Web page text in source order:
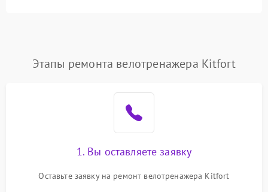
Этапы ремонта велотренажера Kitfort
1. Вы оставляете заявку
Оставьте заявку на ремонт велотренажера Kitfort